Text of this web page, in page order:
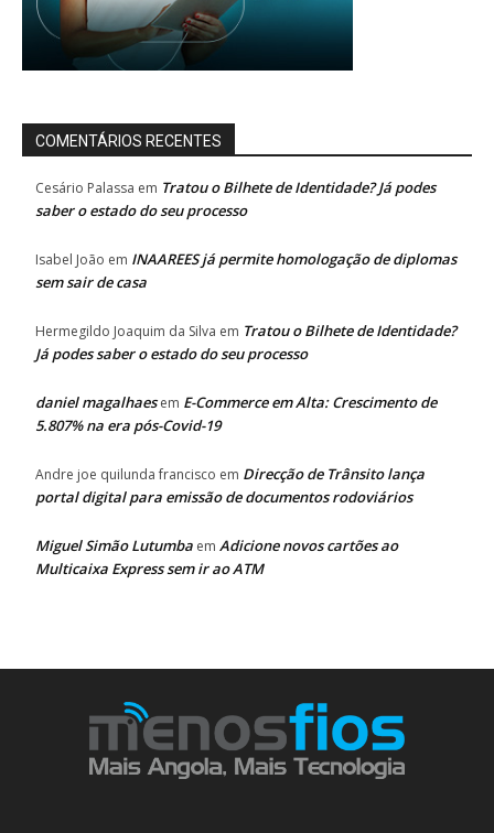
COMENTÁRIOS RECENTES
Cesário Palassa em Tratou o Bilhete de Identidade? Já podes
saber o estado do seu processo
Isabel João em INAAREES já permite homologação de diplomas
sem sair de casa
Hermegildo Joaquim da Silva em Tratou o Bilhete de Identidade?
Já podes saber o estado do seu processo
daniel magalhaesem E-Commerce em Alta: Crescimento de
5.807% na era pós-Covid-19
Andre joe quilunda francisco em Direcção de Trânsito lança
portal digital para emissão de documentos rodoviários
Miguel Simão Lutumba em Adicione novos cartões ao
Multicaixa Express sem ir ao ATM